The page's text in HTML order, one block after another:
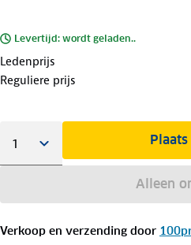
Levertijd: wordt geladen..
Ledenprijs
Reguliere prijs
Alleen
Verkoop en verzending door